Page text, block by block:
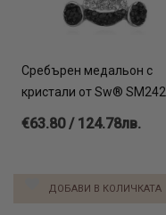
Сребърен медальон с
кристали от Sw® SM242
€63.80 / 124.78лв.
ДОБАВИ В КОЛИЧКАТА